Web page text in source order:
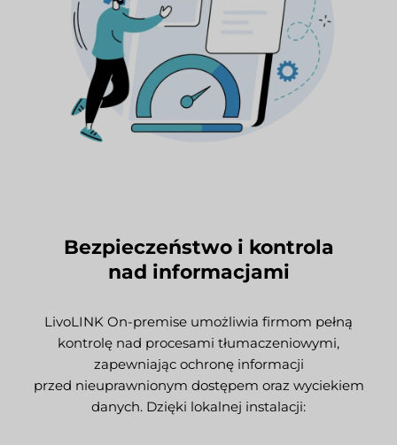
Bezpieczeństwo i kontrola
nad informacjami
LivoLINK On-premise umożliwia firmom pełną
kontrolę nad procesami tłumaczeniowymi,
zapewniając ochronę informacji
przed nieuprawnionym dostępem oraz wyciekiem
danych. Dzięki lokalnej instalacji: